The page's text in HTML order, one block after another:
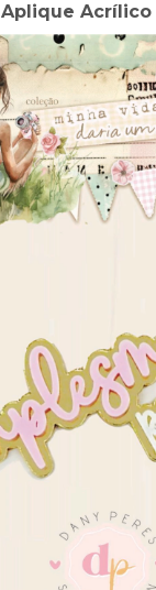
Aplique Acrílico